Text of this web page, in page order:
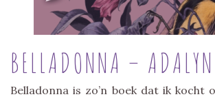
BELLADONNA –
Belladonna is zo’n boek dat ik kocht